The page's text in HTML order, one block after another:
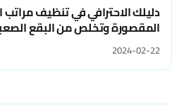
دليلك الاحترافي في تنظيف
المقصورة وتخلص من البقع
2024-02-22